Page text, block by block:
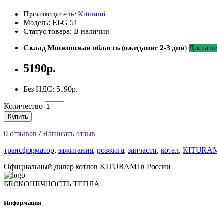
Производитель: Kiturami
Модель: EI-G 51
Статус товара: В наличии
Склад Московская область (ожидание 2-3 дня)
5190р.
Без НДС: 5190р.
Количество
Купить
0 отзывов /Написать отзыв
трансформатор, зажигания, розжига, запчасти, котел,
Официальный дилер котлов KITURAMI в России
БЕСКОНЕЧНОСТЬ ТЕПЛА
Информация